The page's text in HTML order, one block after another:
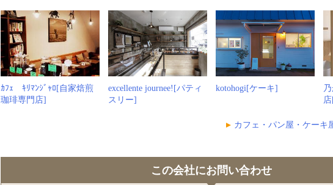
ｶﾌｪ ｷﾘﾏﾝｼﾞｬﾛ[自家焙煎
珈琲専門店]
excellente journee![パティ
スリー]
kotohogi[ケーキ]
カフェ・パン屋・ケーキ
この会社にお問い合わせ